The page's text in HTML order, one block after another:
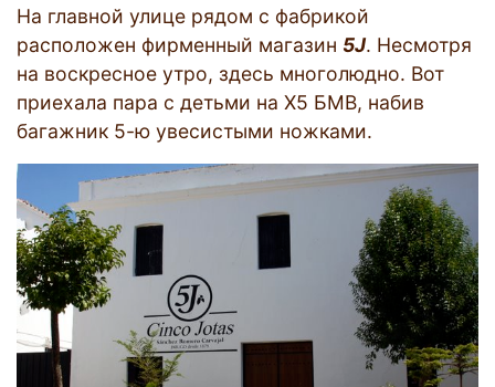
На главной улице рядом с фабрикой
расположен фирменный магазин 5J. Несмотря
на воскресное утро, здесь многолюдно. Вот
приехала пара с детьми на Х5 БМВ, набив
багажник 5-ю увесистыми ножками.